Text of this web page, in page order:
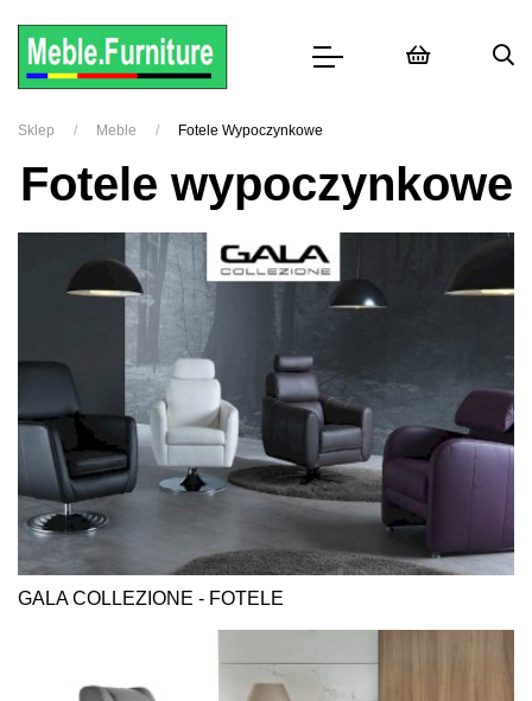
Sklep Meble Fotele Wypoczynkowe
Fotele wypoczynkowe
GALA COLLEZIONE - FOTELE